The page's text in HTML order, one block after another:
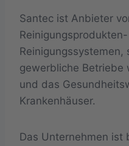
Santec ist Anbieter
Reinigungssystemen,
gewerbliche Betriebe
und das
Krankenhäuser.
Das Unternehmen ist